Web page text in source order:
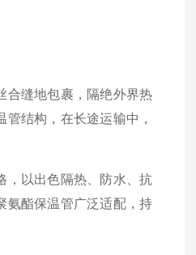
缝地包裹，隔绝外界热
结构，在长途运输中，
以出色隔热、防水、抗
氨酯保温管广泛适配，持